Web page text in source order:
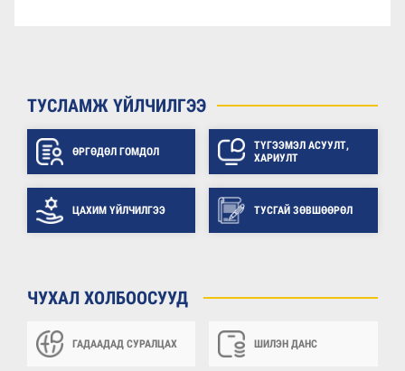
ТУСЛАМЖ ҮЙЛЧИЛГЭЭ
ӨРГӨДӨЛ ГОМДОЛ
ТҮГЭЭМЭЛ АСУУЛТ,
ХАРИУЛТ
ЦАХИМ ҮЙЛЧИЛГЭЭ ТУСГАЙ ЗӨВШӨӨРӨЛ
ЧУХАЛ ХОЛБООСУУД
ГАДААДАД СУРАЛЦАХ ШИЛЭН ДАНС